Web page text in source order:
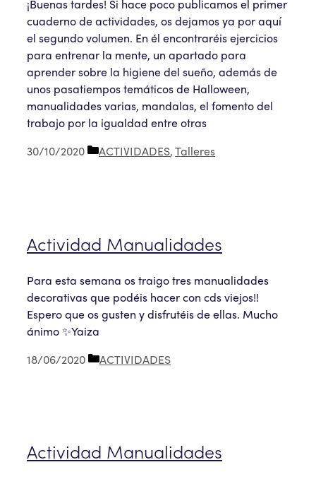
¡Buenas tardes! Si hace poco publicamos el primer
cuaderno de actividades, os dejamos ya por aquí
el segundo volumen. En él encontraréis ejercicios
para entrenar la mente, un apartado para
aprender sobre la higiene del sueño, además de
unos pasatiempos temáticos de Halloween,
manualidades varias, mandalas, el fomento del
trabajo por la igualdad entre otras
30/10/2020
Categorías
ACTIVIDADES,Talleres
Actividad Manualidades
Para esta semana os traigo tres manualidades
decorativas que podéis hacer con cds viejos!!
Espero que os gusten y disfrutéis de ellas. Mucho
ánimo ✨Yaiza
18/06/2020
Categorías
ACTIVIDADES
Actividad Manualidades